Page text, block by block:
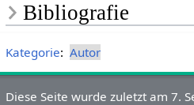
Bibliografie
Kategorie: Autor
Diese Seite wurde zuletzt am 7.